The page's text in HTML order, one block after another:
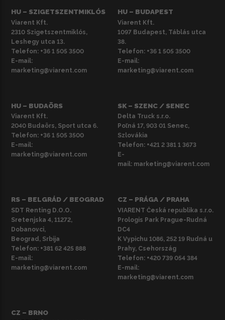
HU – SZIGETSZENTMIKLÓS
Viarent Kft.
2310 Szigetszentmiklós,
Leshegy utca 13.
Telefon: +36 1 505 3500
E-mail:
marketing@viarent.com
HU – BUDAPEST
Viarent Kft.
1097 Budapest, Táblás utca
38.
Telefon: +36 1 505 3500
E-mail:
marketing@viarent.com
HU – BUDAÖRS
Viarent Kft.
2040 Budaörs, Sport utca 6.
Telefon: +36 1 505 3500
E-mail:
marketing@viarent.com
SK – SZENC / SENEC
Delta Truck s.r.o.
Poľná 17, 903 01 Senec,
Szlovákia
Telefon: +421 2 381 1 3673
E-
mail: marketing@viarent.com
RS – BELGRÁD / BEOGRAD
SDT Renting D.O.O.
Sretenjska 4, 11272,
Dobanovci,
Beograd, Srbija
Telefon: +381 62 425 888
E-mail:
marketing@viarent.com
CZ – PRÁGA / PRAHA
VIARENT Česká republika s.r.o.
Prologis Park Prague-Rudná
DC4
K Vypichu 1086, 252 19 Rudná u
Prahy, Csehország
Telefon: +420 739 054 384
E-mail:
marketing@viarent.com
CZ – BRNO